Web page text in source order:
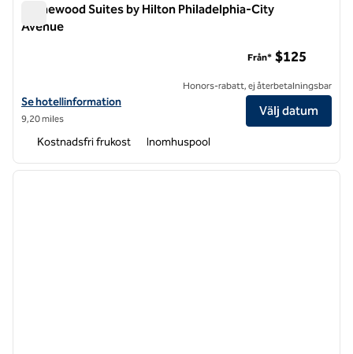
Homewood Suites by Hilton Philadelphia-City
Avenue
Visa hotelluppgifter för Homewood Suites by Hilton Philadelphia-
Se hotellinformation
9,20 miles
Från* $125
Honors-rabatt, ej återbetalningsbar
Välj datum
Kostnadsfri frukost Inomhuspool
1 av 12
nästa